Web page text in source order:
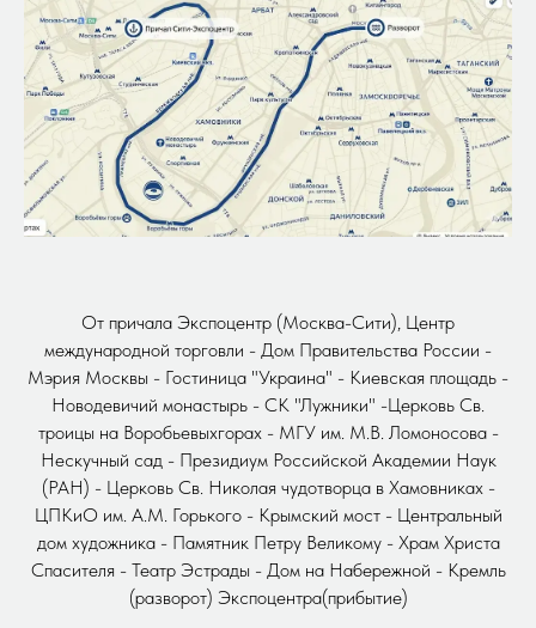
От причала Экспоцентр (Москва-Сити), Центр
международной торговли - Дом Правительства России -
Мэрия Москвы - Гостиница "Украина" - Киевская площадь -
Новодевичий монастырь - СК "Лужники" -Церковь Св.
троицы на Воробьевыхгорах - МГУ им. М.В. Ломоносова -
Нескучный сад - Президиум Российской Академии Наук
(РАН) - Церковь Св. Николая чудотворца в Хамовниках -
ЦПКиО им. А.М. Горького - Крымский мост - Центральный
дом художника - Памятник Петру Великому - Храм Христа
Спасителя - Театр Эстрады - Дом на Набережной - Кремль
(разворот) Экспоцентра(прибытие)